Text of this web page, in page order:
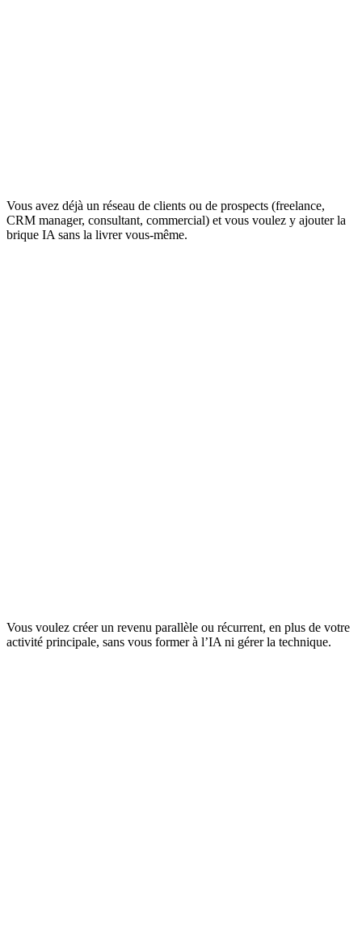
Vous avez déjà un réseau de clients ou de prospects (freelance,
CRM manager, consultant, commercial) et vous voulez y ajouter la
brique IA sans la livrer vous-même.
Vous voulez créer un revenu parallèle ou récurrent, en plus de votre
activité principale, sans vous former à l’IA ni gérer la technique.